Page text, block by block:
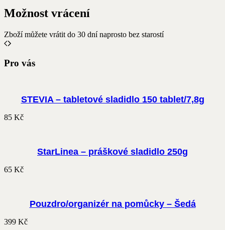
Možnost vrácení
Zboží můžete vrátit do 30 dní naprosto bez starostí
Pro vás
STEVIA – tabletové sladidlo 150 tablet/7,8g
85 Kč
StarLinea – práškové sladidlo 250g
65 Kč
Pouzdro/organizér na pomůcky – Šedá
399 Kč